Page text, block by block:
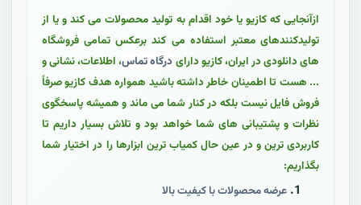
ازآنجایی که کازیو یا خود اقدام به تولید محصولات می کند و یا از
تولیدکنندهای معتبر استفاده می کند برعکس تمامی فروشگاه
های دانلودی در ایران، کازیو دارایدرگاه تماس، اطلاعات، نشانی و
... هست تا اطمینان خاطر داشته باشید همواره هدف کازیو صرفاً
فروش فایل نیست بلکه در کنار شما می ماند و همیشه پاسخگوی
نظرات و پشتیبانی های شما خواهد بود و تلاش بسیار داریم تا
کاربردی ترین و در عین حال کمیاب ترین ابزارها را در اختیار شما
بگذاریم:
عرضه محصولات با کيفيت بالا